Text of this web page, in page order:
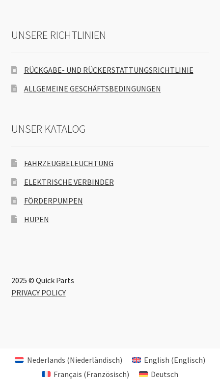
UNSERE RICHTLINIEN
RÜCKGABE- UND RÜCKERSTATTUNGSRICHTLINIE
ALLGEMEINE GESCHÄFTSBEDINGUNGEN
UNSER KATALOG
FAHRZEUGBELEUCHTUNG
ELEKTRISCHE VERBINDER
FÖRDERPUMPEN
HUPEN
2025 © Quick Parts
PRIVACY POLICY
Nederlands (Niederländisch) English (Englisch)
Français (Französisch) Deutsch